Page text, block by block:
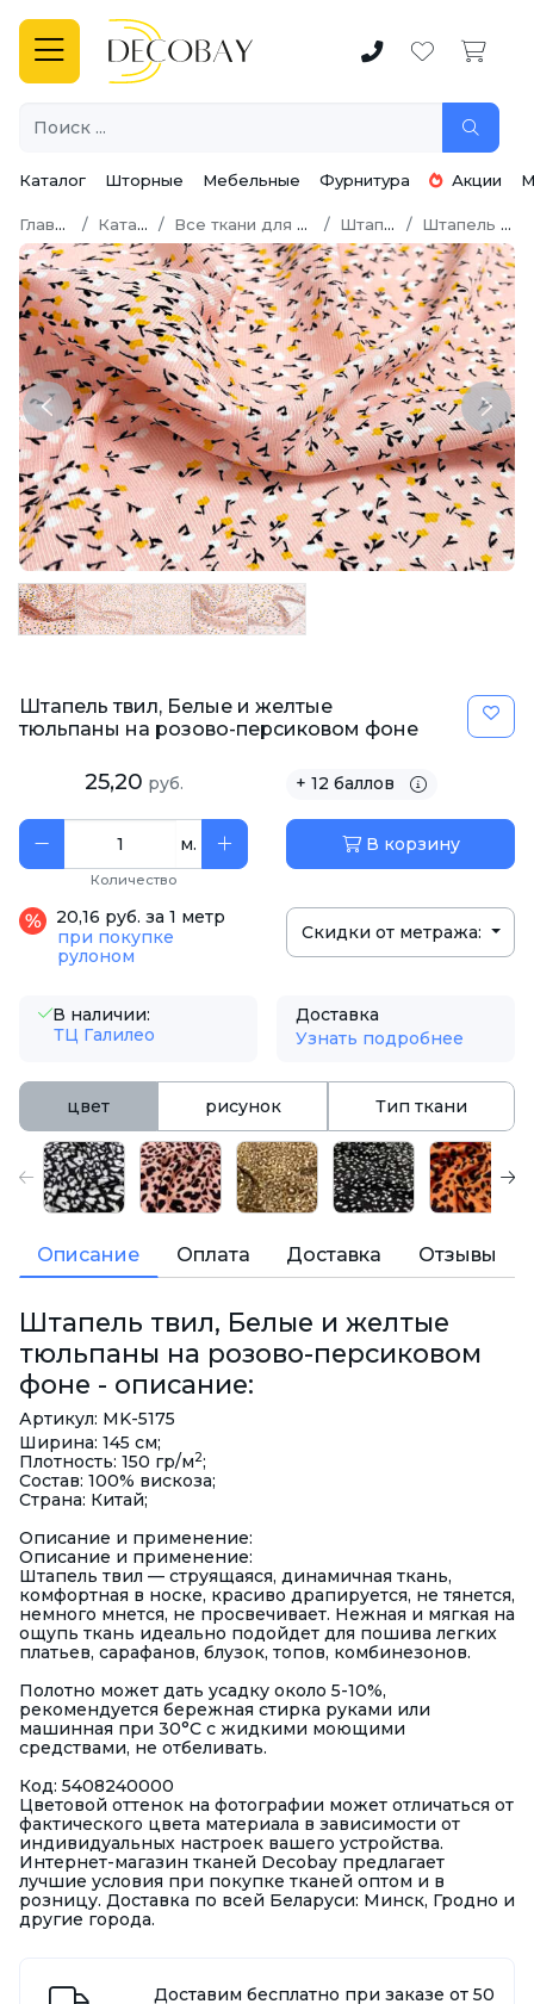
Каталог Шторные Мебельные Фурнитура Акции
Главная Каталог Все ткани для шитья Штапель Штапель твил
Previous Next
Штапель твил, Белые и желтые
тюльпаны на розово-персиковом фоне
25,20 руб. + 12 баллов
м.
Количество
В корзину
20,16 руб. за 1 метр
при покупке
рулоном
Скидки от метража:
В наличии:
ТЦ Галилео
Доставка
Узнать подробнее
цвет рисунок Тип ткани
Описание Оплата Доставка Отзывы
Штапель твил, Белые и желтые
тюльпаны на розово-персиковом
фоне - описание:
Артикул: MK-5175
Ширина: 145 см;
Плотность: 150 гр/м2;
Состав: 100% вискоза;
Страна: Китай;
Описание и применение:
Описание и применение:
Штапель твил — струящаяся, динамичная ткань,
комфортная в носке, красиво драпируется, не тянется,
немного мнется, не просвечивает. Нежная и мягкая на
ощупь ткань идеально подойдет для пошива легких
платьев, сарафанов, блузок, топов, комбинезонов.
Полотно может дать усадку около 5-10%,
рекомендуется бережная стирка руками или
машинная при 30°С с жидкими моющими
средствами, не отбеливать.
Код: 5408240000
Цветовой оттенок на фотографии может отличаться от
фактического цвета материала в зависимости от
индивидуальных настроек вашего устройства.
Интернет-магазин тканей Decobay предлагает
лучшие условия при покупке тканей оптом и в
розницу. Доставка по всей Беларуси: Минск, Гродно и
другие города.
Доставим бесплатно при заказе от 50